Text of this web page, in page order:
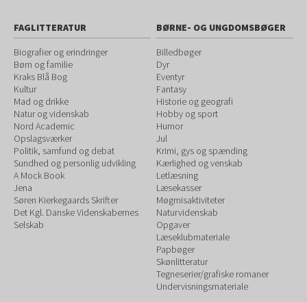
FAGLITTERATUR
Biografier og erindringer
Børn og familie
Kraks Blå Bog
Kultur
Mad og drikke
Natur og videnskab
Nord Academic
Opslagsværker
Politik, samfund og debat
Sundhed og personlig udvikling
A Mock Book
Jena
Søren Kierkegaards Skrifter
Det Kgl. Danske Videnskabernes
Selskab
BØRNE- OG UNGDOMSBØGER
Billedbøger
Dyr
Eventyr
Fantasy
Historie og geografi
Hobby og sport
Humor
Jul
Krimi, gys og spænding
Kærlighed og venskab
Letlæsning
Læsekasser
Møgmisaktiviteter
Naturvidenskab
Opgaver
Læseklubmateriale
Papbøger
Skønlitteratur
Tegneserier/grafiske romaner
Undervisningsmateriale